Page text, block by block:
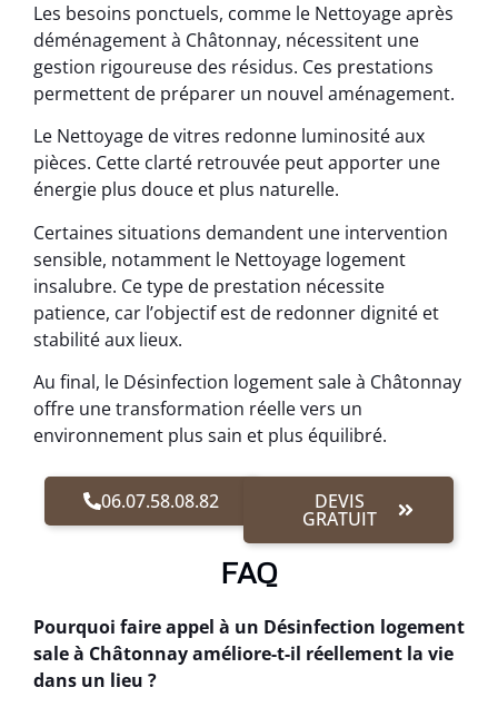
Les besoins ponctuels, comme le Nettoyage après
déménagement à Châtonnay, nécessitent une
gestion rigoureuse des résidus. Ces prestations
permettent de préparer un nouvel aménagement.
Le Nettoyage de vitres redonne luminosité aux
pièces. Cette clarté retrouvée peut apporter une
énergie plus douce et plus naturelle.
Certaines situations demandent une intervention
sensible, notamment le Nettoyage logement
insalubre. Ce type de prestation nécessite
patience, car l’objectif est de redonner dignité et
stabilité aux lieux.
Au final, le Désinfection logement sale à Châtonnay
offre une transformation réelle vers un
environnement plus sain et plus équilibré.
06.07.58.08.82 DEVIS
GRATUIT
FAQ
Pourquoi faire appel à un Désinfection logement
sale à Châtonnay améliore-t-il réellement la vie
dans un lieu ?